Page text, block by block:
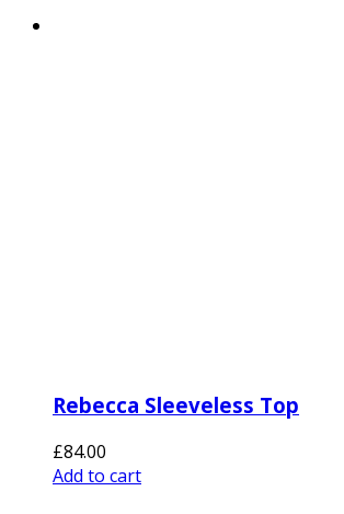
Rebecca Sleeveless Top
£84.00
Add to cart